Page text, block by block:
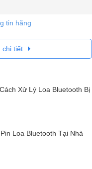
tin hãng
chi tiết
Xử Lý Loa Bluetooth Bị
Loa Bluetooth Tại Nhà